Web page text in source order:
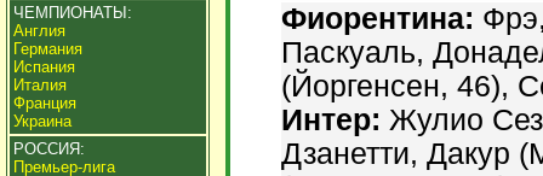
ЧЕМПИОНАТЫ:
Англия
Германия
Испания
Италия
Франция
Украина
РОССИЯ:
Премьер-лига
Фиорентина:
Паскуаль,
(Йоргенсен, 46),
Интер: Жулио
Дзанетти, Дакур